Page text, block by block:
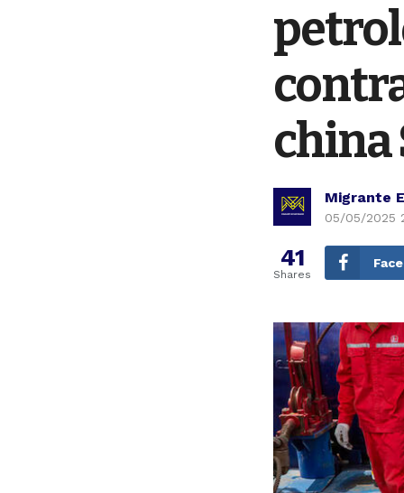
china
Migrante
05/05/2025
41
Shares